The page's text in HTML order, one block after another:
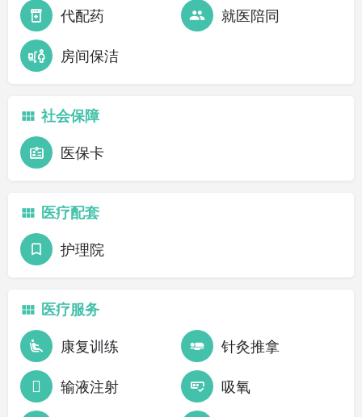
代配药 就医陪同
房间保洁
社会保障
医保卡
医疗配套
护理院
医疗服务
康复训练 针灸推拿
输液注射 吸氧